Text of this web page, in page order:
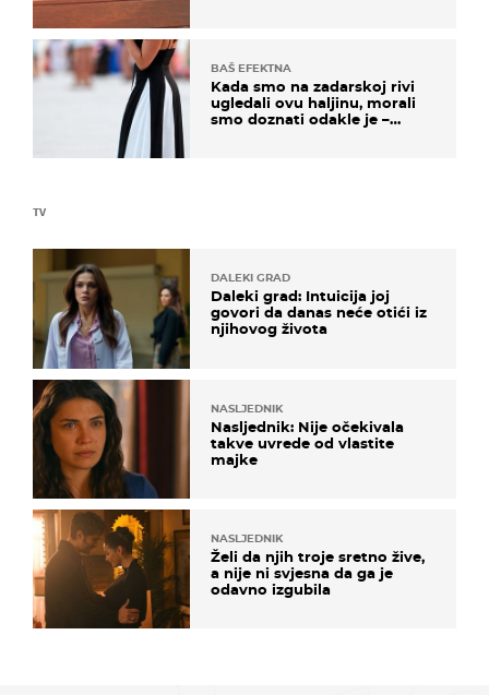
TV
DALEKI GRAD
Daleki grad: Intuicija joj
govori da danas neće otići iz
njihovog života
NASLJEDNIK
Nasljednik: Nije očekivala
takve uvrede od vlastite
majke
NASLJEDNIK
Želi da njih troje sretno žive,
a nije ni svjesna da ga je
odavno izgubila
BAŠ EFEKTNA
Kada smo na zadarskoj rivi
ugledali ovu haljinu, morali
smo doznati odakle je –